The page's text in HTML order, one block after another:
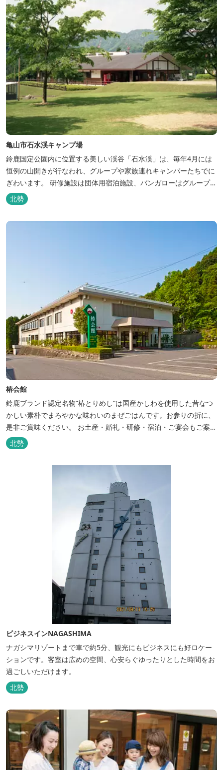
亀山市石水渓キャンプ場
鈴鹿国定公園内に位置する美しい渓谷「石水渓」は、毎年4月には
恒例の山開きが行なわれ、グループや家族連れキャンパーたちでに
ぎわいます。 研修施設は団体用宿泊施設、バンガローはグループ・
家族連れ用宿泊施設として、ハイキングやキャンプの拠点として最
適です。
北勢
椿会館
鈴鹿ブランド認定名物”椿とりめし”は国産かしわを使用した昔なつ
かしい素朴でまろやかな味わいのまぜごはんです。お参りの折に、
是非ご賞味ください。 お土産・婚礼・研修・宿泊・ご宴会もご案内
しております。
北勢
ビジネスインNAGASHIMA
ナガシマリゾートまで車で約5分、観光にもビジネスにも好ロケー
ションです。客室は広めの空間、心安らぐゆったりとした時間をお
過ごしいただけます。
北勢